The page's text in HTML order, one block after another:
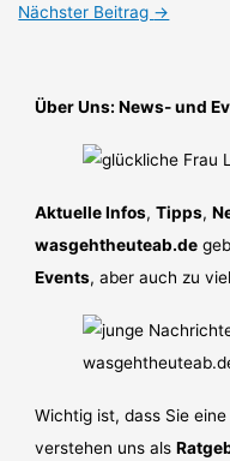
Nächster Beitrag →
Über Uns: News- und
Aktuelle Infos,Tipps,
wasgehtheuteab.de
Events, aber auch zu
Wichtig ist, dass Sie
verstehen uns als